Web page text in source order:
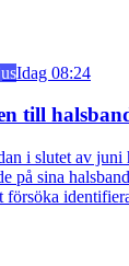
Idag 08:24
till
i slutet av juni
på sina
försöka